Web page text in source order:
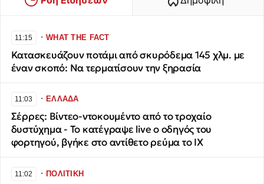
11:15 ∙WHAT THE FACT
Κατασκευάζουν ποτάμι από σκυρόδεμα 145 χλμ. με
έναν σκοπό: Να τερματίσουν την ξηρασία
11:03 ∙ΕΛΛΑΔΑ
Σέρρες: Βίντεο-ντοκουμέντο από το τροχαίο
δυστύχημα - Το κατέγραψε live ο οδηγός του
φορτηγού, βγήκε στο αντίθετο ρεύμα το ΙΧ
11:02 ∙ΠΟΛΙΤΙΚΗ